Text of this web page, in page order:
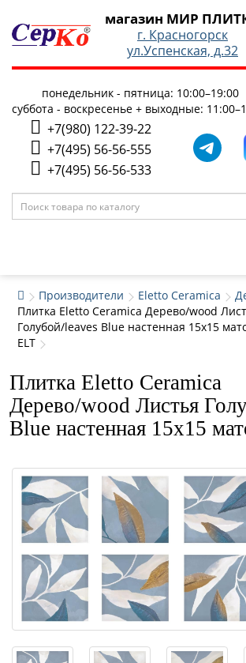
магазин МИР
г. Красногорск
ул.Успенская, д.32
понедельник - пятница: 10:00–19:00
суббота - воскресенье + выходные:
+7(980) 122-39-22
+7(495) 56-56-555
+7(495) 56-56-533
Производители Eletto Ceramica
Плитка Eletto Ceramica Дерево/wood
Голубой/leaves Blue настенная 15x15
ELT
Плитка Eletto Ceramica
Дерево/wood Листья
Blue настенная 15x15